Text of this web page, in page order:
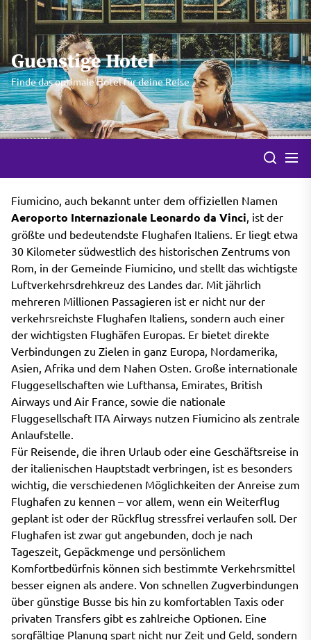
Skip
the
content
Guenstige Hotel
Finde das optimale Hotel für deine Reise
Fiumicino, auch bekannt unter dem offiziellen Namen
Aeroporto Internazionale Leonardo da Vinci, ist der
größte und bedeutendste Flughafen Italiens. Er liegt etwa
30 Kilometer südwestlich des historischen Zentrums von
Rom, in der Gemeinde Fiumicino, und stellt das wichtigste
Luftverkehrsdrehkreuz des Landes dar. Mit jährlich
mehreren Millionen Passagieren ist er nicht nur der
verkehrsreichste Flughafen Italiens, sondern auch einer
der wichtigsten Flughäfen Europas. Er bietet direkte
Verbindungen zu Zielen in ganz Europa, Nordamerika,
Asien, Afrika und dem Nahen Osten. Große internationale
Fluggesellschaften wie Lufthansa, Emirates, British
Airways und Air France, sowie die nationale
Fluggesellschaft ITA Airways nutzen Fiumicino als zentrale
Anlaufstelle.
Für Reisende, die ihren Urlaub oder eine Geschäftsreise in
der italienischen Hauptstadt verbringen, ist es besonders
wichtig, die verschiedenen Möglichkeiten der Anreise zum
Flughafen zu kennen – vor allem, wenn ein Weiterflug
geplant ist oder der Rückflug stressfrei verlaufen soll. Der
Flughafen ist zwar gut angebunden, doch je nach
Tageszeit, Gepäckmenge und persönlichem
Komfortbedürfnis können sich bestimmte Verkehrsmittel
besser eignen als andere. Von schnellen Zugverbindungen
über günstige Busse bis hin zu komfortablen Taxis oder
privaten Transfers gibt es zahlreiche Optionen. Eine
sorgfältige Planung spart nicht nur Zeit und Geld, sondern